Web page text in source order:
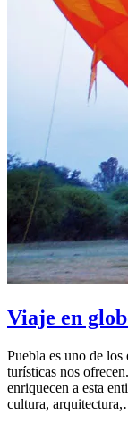
Viaje en
Puebla es uno de los
turísticas nos
enriquecen a esta
cultura,